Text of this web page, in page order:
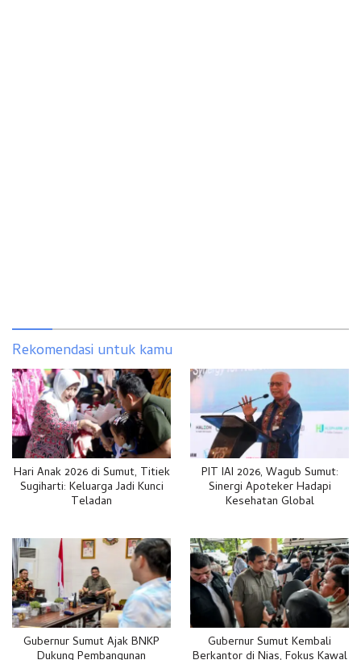
Rekomendasi untuk kamu
Hari Anak 2026 di Sumut, Titiek
Sugiharti: Keluarga Jadi Kunci
Teladan
PIT IAI 2026, Wagub Sumut:
Sinergi Apoteker Hadapi
Kesehatan Global
Gubernur Sumut Ajak BNKP Gubernur Sumut Kembali